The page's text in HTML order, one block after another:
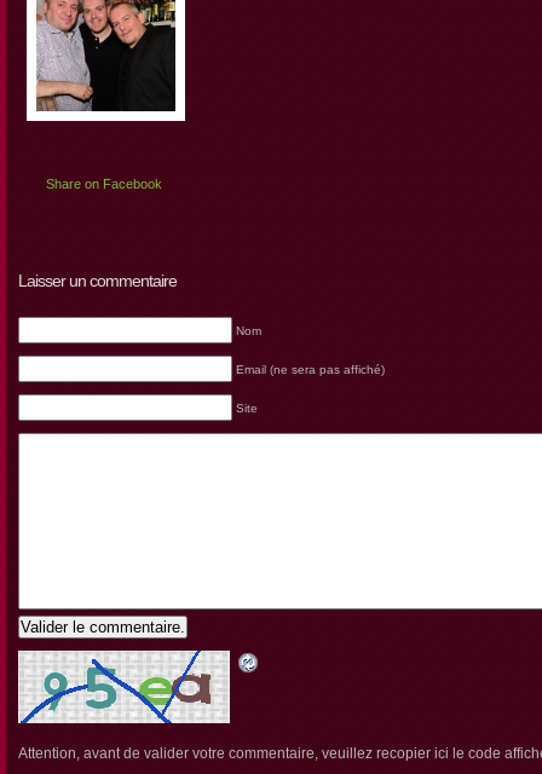
Share on Facebook
Laisser un commentaire
Nom
Email (ne sera pas affiché)
Site
Valider le commentaire.
Attention, avant de valider votre commentaire, veuillez recopier ici le code